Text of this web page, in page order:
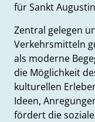
für Sankt
Zentral gelegen
Verkehrsmitteln
als moderne
die Möglichkeit
kulturellen
Ideen,
fördert die